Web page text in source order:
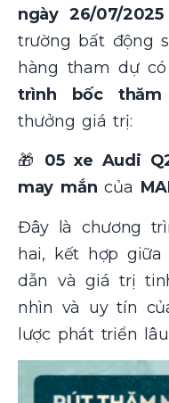
ngày 26/07/2025
trường bất động
hàng tham dự
trình bốc
thưởng giá trị:
🎁 05 xe Audi
may mắn của
Đây là chương
hai, kết hợp
dẫn và giá trị
nhìn và uy tín
lược phát triển